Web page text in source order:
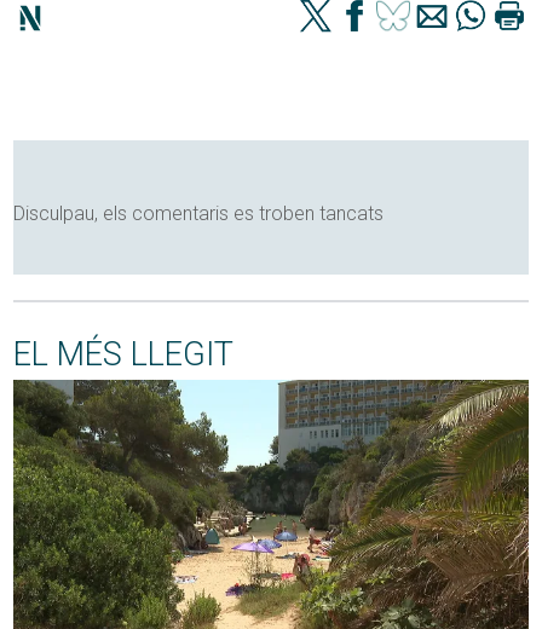
Disculpau, els comentaris es troben tancats
EL MÉS LLEGIT